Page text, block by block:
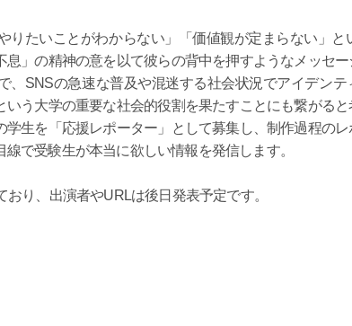
りたいことがわからない」「価値観が定まらない」と
」の精神の意を以て彼らの背中を押すようなメッセー
、SNSの急速な普及や混迷する社会状況でアイデンテ
う大学の重要な社会的役割を果たすことにも繋がると
学生を「応援レポーター」として募集し、制作過程のレ
で受験生が本当に欲しい情報を発信します。
り、出演者やURLは後日発表予定です。